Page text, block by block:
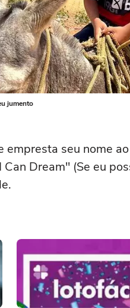
jumento
empresta seu nome
Dream" (Se eu